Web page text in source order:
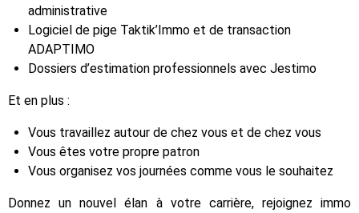
administrative
Logiciel de pige Taktik’Immo et de transaction
ADAPTIMO
Dossiers d’estimation professionnels avec Jestimo
Et en plus :
Vous travaillez autour de chez vous et de chez vous
Vous êtes votre propre patron
Vous organisez vos journées comme vous le souhaitez
Donnez un nouvel élan à votre carrière, rejoignez immo